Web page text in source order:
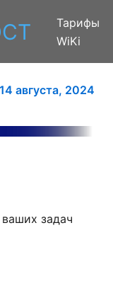
Тарифы
WiKi
14 августа, 2024
задач